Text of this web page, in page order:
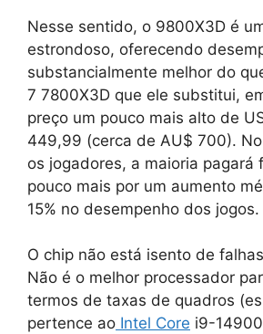
Nesse sentido, o 9800X3D é
estrondoso, oferecendo
substancialmente melhor do
7 7800X3D que ele substitui,
preço um pouco mais alto de
449,99 (cerca de AU$ 700).
os jogadores, a maioria pagará
pouco mais por um aumento
15% no desempenho dos jogos.
O chip não está isento de
Não é o melhor processador
termos de taxas de quadros
pertence ao Intel Core i9-